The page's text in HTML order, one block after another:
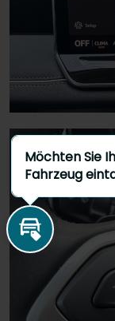
Möchten Sie
Fahrzeug